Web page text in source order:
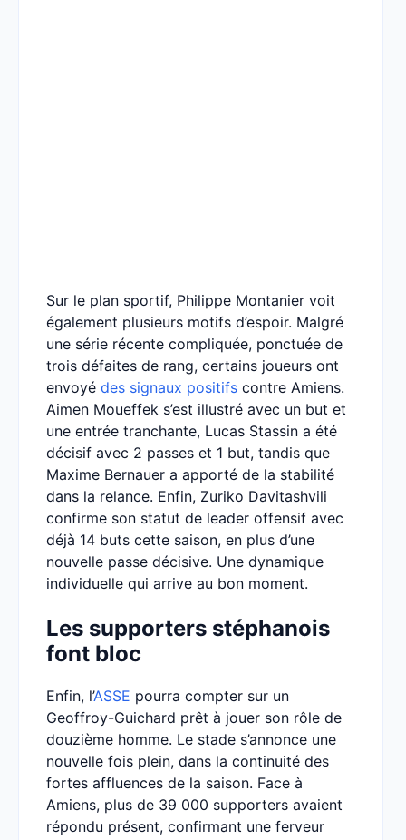
Sur le plan sportif, Philippe Montanier voit
également plusieurs motifs d’espoir. Malgré
une série récente compliquée, ponctuée de
trois défaites de rang, certains joueurs ont
envoyé des signaux positifs contre Amiens.
Aimen Moueffek s’est illustré avec un but et
une entrée tranchante, Lucas Stassin a été
décisif avec 2 passes et 1 but, tandis que
Maxime Bernauer a apporté de la stabilité
dans la relance. Enfin, Zuriko Davitashvili
confirme son statut de leader offensif avec
déjà 14 buts cette saison, en plus d’une
nouvelle passe décisive. Une dynamique
individuelle qui arrive au bon moment.
Les supporters stéphanois
font bloc
Enfin, l’ASSE pourra compter sur un
Geoffroy-Guichard prêt à jouer son rôle de
douzième homme. Le stade s’annonce une
nouvelle fois plein, dans la continuité des
fortes affluences de la saison. Face à
Amiens, plus de 39 000 supporters avaient
répondu présent, confirmant une ferveur